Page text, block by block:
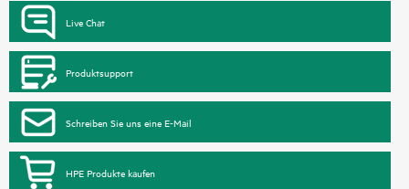
Live Chat
Produktsupport
Schreiben Sie uns eine E-Mail
HPE Produkte kaufen